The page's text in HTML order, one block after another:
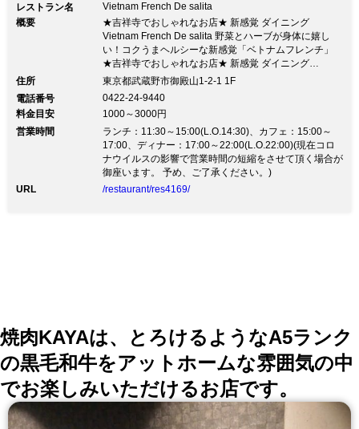
ゆっくりとお楽しみください。
レストラン名
Vietnam French De salita
概要
★吉祥寺でおしゃれなお店★ 新感覚 ダイニング
Vietnam French De salita 野菜とハーブが身体に嬉し
い！コクうまヘルシーな新感覚「ベトナムフレンチ」
★吉祥寺でおしゃれなお店★ 新感覚 ダイニング
Vietnam French De salita 野菜とハーブが身体に嬉し
【注目】歓送迎会のご予約承ります。3時間飲放付
4,000円からご用意しております。 団体様、まだ空き席
御座います！！ あっさりヘルシーなベトナム料理と、
深みのある味わいのフランス料理を融合させた、 新し
いジャンルの「ベトナムフレンチ」で、身体に優しく飽
きのこない美味しさをお楽しみください♪ 『豚肉とキノ
コの森の薬膳お酢しゃぶしゃぶ』や『山盛りローストビ
住所
東京都武蔵野市御殿山1-2-1 1F
電話番号
0422-24-9440
料金目安
1000～3000円
営業時間
ランチ：11:30～15:00(L.O.14:30)、カフェ：15:00～
17:00、ディナー：17:00～22:00(L.O.22:00)(現在コロ
ナウイルスの影響で営業時間の短縮をさせて頂く場合が
御座います。 予め、ご了承ください。)
URL
/restaurant/res4169/
焼肉KAYAは、とろけるようなA5ランク
の黒毛和牛をアットホームな雰囲気の中
でお楽しみいただけるお店です。